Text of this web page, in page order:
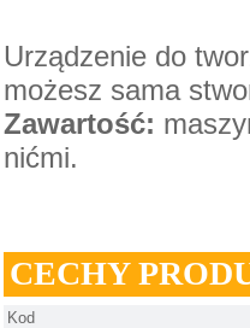
Urządzenie do
możesz sama
Zawartość:
nićmi.
CECHY
Kod